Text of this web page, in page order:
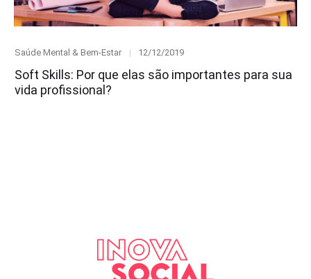
Category
Saúde Mental & Bem-Estar
Posted
12/12/2019
Soft Skills: Por que elas são importantes para sua
vida profissional?